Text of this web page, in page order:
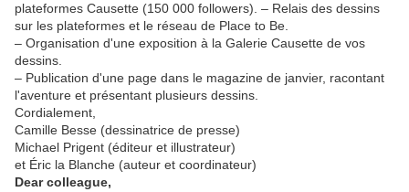
plateformes Causette (150 000 followers). – Relais des dessins
sur les plateformes et le réseau de Place to Be.
– Organisation d'une exposition à la Galerie Causette de vos
dessins.
– Publication d'une page dans le magazine de janvier, racontant
l'aventure et présentant plusieurs dessins.
Cordialement,
Camille Besse (dessinatrice de presse)
Michael Prigent (éditeur et illustrateur)
et Éric la Blanche (auteur et coordinateur)
Dear colleague,